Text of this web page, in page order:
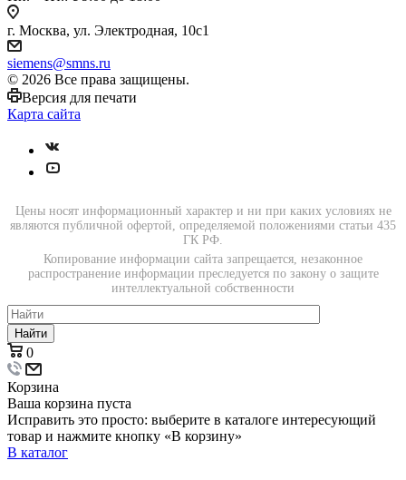
г. Москва, ул. Электродная, 10с1
siemens@smns.ru
© 2026 Все права защищены.
Версия для печати
Карта сайта
Цены носят информационный характер и ни при каких условиях не
являются публичной офертой, определяемой положениями статьи 435
ГК РФ.
Копирование информации сайта запрещается, незаконное
распространение информации преследуется по закону о защите
интеллектуальной собственности
Найти
0
Корзина
Ваша корзина пуста
Исправить это просто: выберите в каталоге интересующий
товар и нажмите кнопку «В корзину»
В каталог